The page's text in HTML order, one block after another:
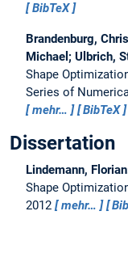
BibTeX
Brandenburg,
Michael; Ulbrich,
Shape
Series of
mehr…
BibTeX
Dissertation
Lindemann,
Shape
2012
mehr…